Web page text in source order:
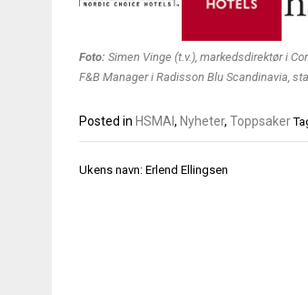
Foto: Simen Vinge (t.v.), markedsdirektør i
F&B Manager i Radisson Blu Scandinavia,
Posted in HSMAI, Nyheter, Toppsaker
Innleggsnavigasjon
Ukens navn: Erlend Ellingsen